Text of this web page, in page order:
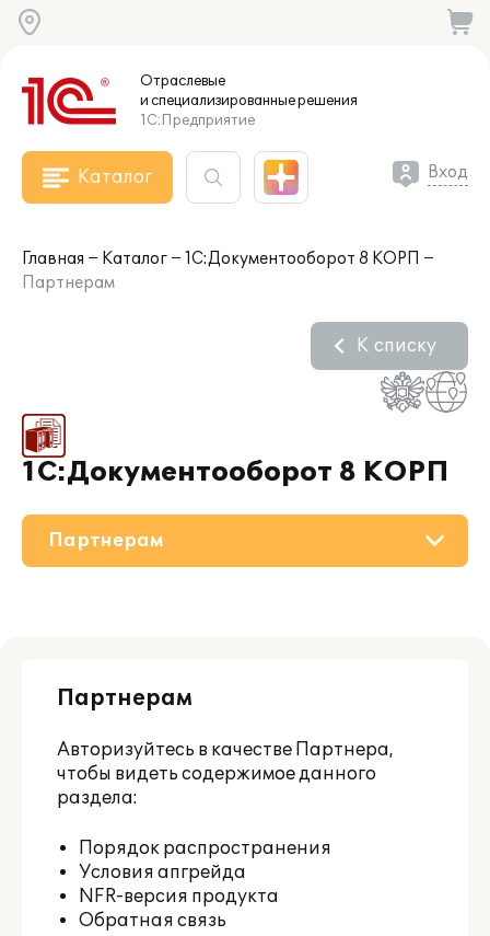
Отраслевые
и специализированныерешения
1С:Предприятие
Каталог Вход
Главная Каталог
1С:Документооборот 8 КОРП
Партнерам
1С:Документооборот 8 КОРП
К списку
Дополнения
Поддержка
Материалы
Партнерам
Партнерам
Авторизуйтесь в качестве Партнера,
чтобы видеть содержимое данного
раздела:
Порядок распространения
Условия апгрейда
NFR-версия продукта
Обратная связь